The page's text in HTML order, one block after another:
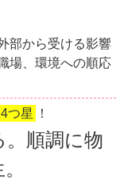
部から受ける影響
場、環境への順応
4つ星 ！
。順調に物